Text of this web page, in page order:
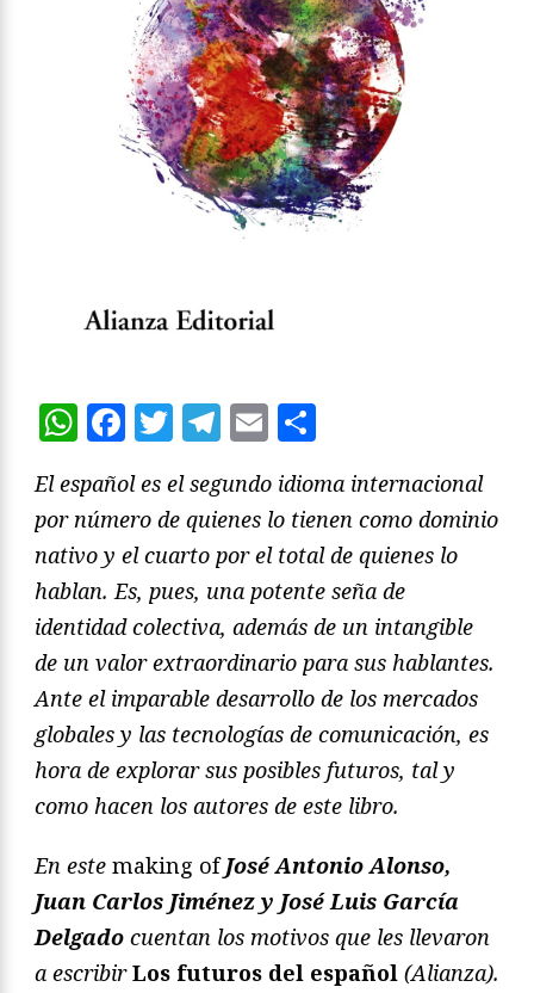
WhatsApp
Facebook
Twitter
Telegram
Email
El español es el segundo idioma internacional
por número de quienes lo tienen como dominio
nativo y el cuarto por el total de quienes lo
hablan. Es, pues, una potente seña de
identidad colectiva, además de un intangible
de un valor extraordinario para sus hablantes.
Ante el imparable desarrollo de los mercados
globales y las tecnologías de comunicación, es
hora de explorar sus posibles futuros, tal y
como hacen los autores de este libro.
En este making ofJosé Antonio Alonso,
Juan Carlos Jiménez y José Luis García
Delgado cuentan los motivos que les llevaron
a escribirLos futuros del español (Alianza).